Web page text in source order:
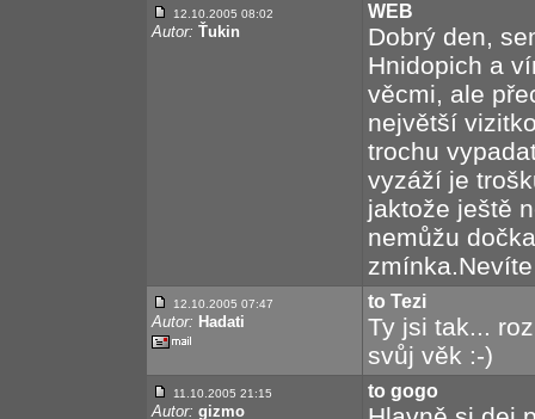
12.10.2005 08:02
Autor: Ťukin
WEB
Dobrý den,
Hnidopich a
věcmi, ale
největší
trochu
vyzáží je
jaktože ještě
nemůžu
12.10.2005 07:47
Autor: Hadati
to Tezi
Ty jsi tak...
svůj věk :-)
11.10.2005 21:15
Autor: gizmo
to gogo